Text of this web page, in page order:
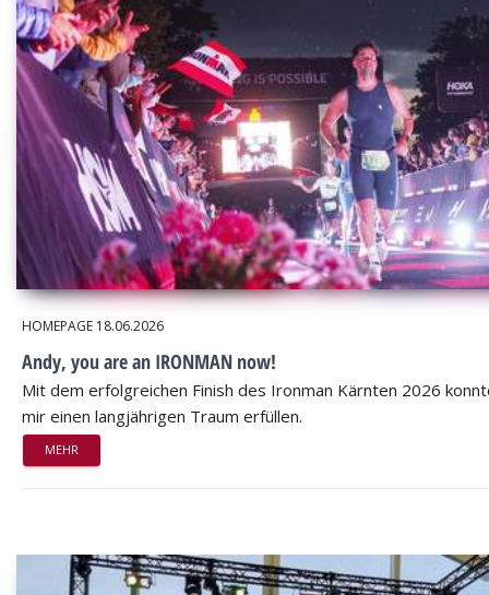
HOMEPAGE 18.06.2026
Andy, you are an IRONMAN now!
Mit dem erfolgreichen Finish des Ironman Kärnten 2026
mir einen langjährigen Traum erfüllen.
MEHR